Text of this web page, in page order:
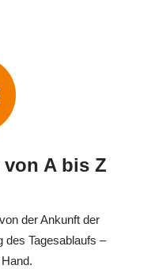
A bis Z
der Ankunft der
des Tagesablaufs –